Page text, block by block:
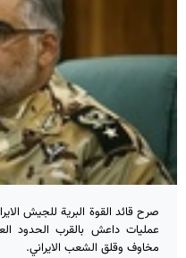
صرح قائد القوة البریة للجیش
عمليات داعش بالقرب الحدود
مخاوف وقلق الشعب الايراني.